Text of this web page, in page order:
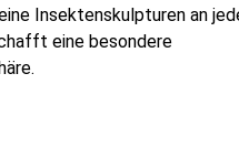
Insektenskulpturen an
eine besondere